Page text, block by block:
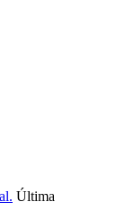
Última